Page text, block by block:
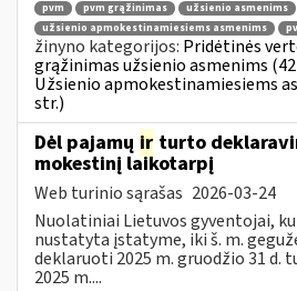
pvm pvm grąžinimas
užsienio asmenims
užsienio apmokestinamiesiems asmenims
žinyno kategorijos: Pridėtinės
grąžinimas užsienio asmenims (42
Užsienio apmokestinamiesiems
str.)
Dėl pajamų ir turto
mokestinį laikotarpį
Web turinio sąrašas 2026-03-24
Nuolatiniai Lietuvos gyventojai,
nustatyta įstatyme, iki š. m.
deklaruoti 2025 m. gruodžio 31 d.
2025 m....